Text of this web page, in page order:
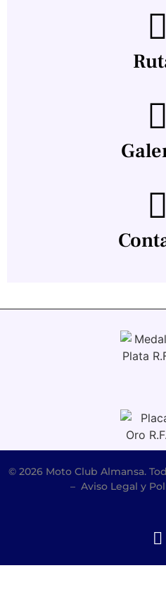
© 2026 Moto Club Almansa.
– Aviso Legal y